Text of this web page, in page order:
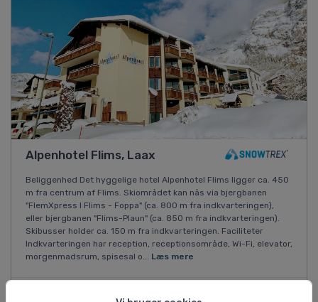
Alpenhotel Flims, Laax
Beliggenhed Det hyggelige hotel Alpenhotel Flims ligger ca. 450
m fra centrum af Flims. Skiområdet kan nås via bjergbanen
"FlemXpress I Flims - Foppa" (ca. 800 m fra indkvarteringen),
eller bjergbanen "Flims-Plaun" (ca. 850 m fra indkvarteringen).
Skibusser holder ca. 150 m fra indkvarteringen. Faciliteter
Indkvarteringen har reception, receptionsområde, Wi-Fi, elevator,
morgenmadsrum, spisesal o... Læs mere